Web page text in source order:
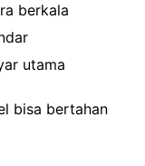
berkala
utama
bisa bertahan